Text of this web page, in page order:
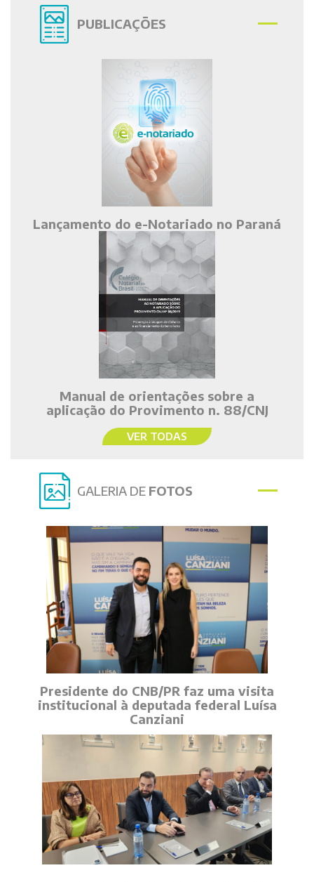
PUBLICAÇÕES
Lançamento do e-Notariado no Paraná
Manual de orientações sobre a
aplicação do Provimento n. 88/CNJ
VER TODAS
GALERIA DE FOTOS
Presidente do CNB/PR faz uma visita
institucional à deputada federal Luísa
Canziani